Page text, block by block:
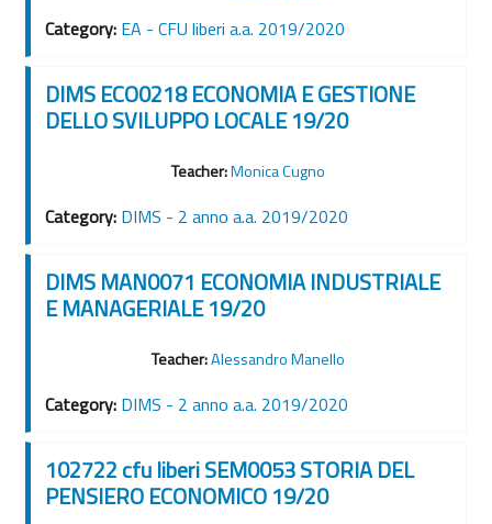
Category: EA - CFU liberi a.a. 2019/2020
DIMS ECO0218 ECONOMIA E GESTIONE
DELLO SVILUPPO LOCALE 19/20
Teacher:Monica Cugno
Category: DIMS - 2 anno a.a. 2019/2020
DIMS MAN0071 ECONOMIA INDUSTRIALE
E MANAGERIALE 19/20
Teacher:Alessandro Manello
Category: DIMS - 2 anno a.a. 2019/2020
102722 cfu liberi SEM0053 STORIA DEL
PENSIERO ECONOMICO 19/20